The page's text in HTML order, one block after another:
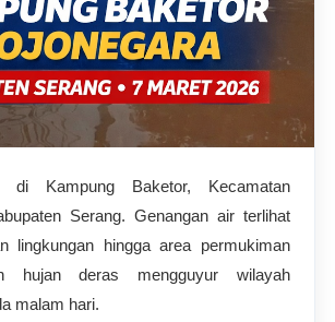
di Kampung Baketor, Kecamatan
Serang. Genangan air terlihat
lingkungan hingga area permukiman
hujan deras mengguyur wilayah
malam hari.